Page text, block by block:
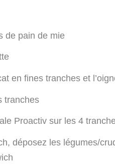
de pain de mie
en fines tranches et
tranches
Proactiv sur les 4
déposez les légumes/